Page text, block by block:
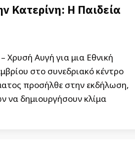
Κατερίνη: Η Παιδεία
Αυγή για μια Εθνική
στο συνεδριακό κέντρο
προσήλθε στην εκδήλωση,
να δημιουργήσουν κλίμα